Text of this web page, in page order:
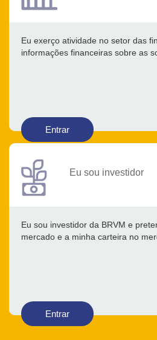
Eu exerço atividade no setor das
informações financeiras sobre as
Entrar
Eu sou investidor
Eu sou investidor da BRVM e
mercado e a minha carteira no
Entrar